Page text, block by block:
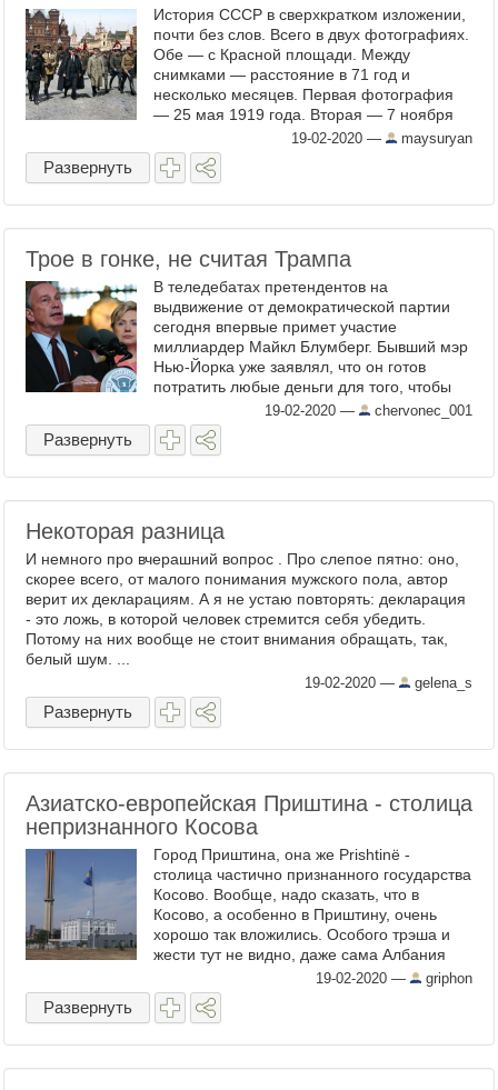
История СССР в сверхкратком изложении,
почти без слов. Всего в двух фотографиях.
Обе — с Красной площади. Между
снимками — расстояние в 71 год и
несколько месяцев. Первая фотография
— 25 мая 1919 года. Вторая — 7 ноября
1990 года. И место почти одно и то же.
Но... Да, мы знаем, у ...
19-02-2020 — maysuryan
Развернуть
Трое в гонке, не считая Трампа
В теледебатах претендентов на
выдвижение от демократической партии
сегодня впервые примет участие
миллиардер Майкл Блумберг. Бывший мэр
Нью-Йорка уже заявлял, что он готов
потратить любые деньги для того, чтобы
остановить Трампа, и уже израсходовал на
свою предвыборную кампанию более 400
...
19-02-2020 — chervonec_001
Развернуть
Некоторая разница
И немного про вчерашний вопрос . Про слепое пятно: оно,
скорее всего, от малого понимания мужского пола, автор
верит их декларациям. А я не устаю повторять: декларация
- это ложь, в которой человек стремится себя убедить.
Потому на них вообще не стоит внимания обращать, так,
белый шум. ...
19-02-2020 — gelena_s
Развернуть
Азиатско-европейская Приштина - столица
непризнанного Косова
Город Приштина, она же Prishtinё -
столица частично признанного государства
Косово. Вообще, надо сказать, что в
Косово, а особенно в Приштину, очень
хорошо так вложились. Особого трэша и
жести тут не видно, даже сама Албания
выглядит куда запущеннее. Приштина
сверкает огнями и ...
19-02-2020 — griphon
Развернуть